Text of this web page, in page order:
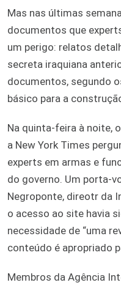
Mas nas últimas
documentos que
um perigo: relatos
secreta iraquiana
documentos, segundo
básico para a
Na quinta-feira à noite,
a New York Times
experts em armas e
do governo. Um porta-
Negroponte, direotr da
o acesso ao site havia
necessidade de “uma
conteúdo é apropriado
Membros da Agência